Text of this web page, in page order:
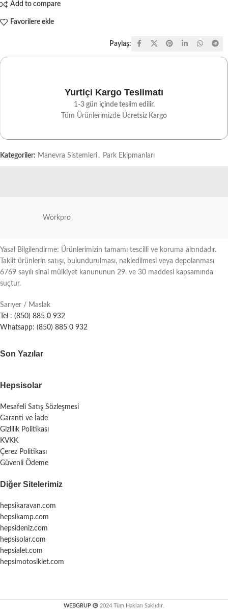
Add to compare
Favorilere ekle
Paylaş:
Yurtiçi Kargo Teslimatı
1-3 gün içinde teslim edilir.
Tüm Ürünlerimizde Ücretsiz Kargo
Kategoriler: Manevra Sistemleri , Park Ekipmanları
Workpro
Yasal Bilgilendirme: Ürünlerimizin tamamı tescilli ve koruma altındadır.
Taklit ürünlerin satışı, bulundurulması, nakledilmesi veya depolanması
6769 sayılı sinai mülkiyet kanununun 29. ve 30 maddesi kapsamında
suçtur.
Sarıyer / Maslak
Tel : (850) 885 0 932
Whatsapp: (850) 885 0 932
Son Yazılar
Hepsisolar
Mesafeli Satış Sözleşmesi
Garanti ve İade
Gizlilik Politikası
KVKK
Çerez Politikası
Güvenli Ödeme
Diğer Sitelerimiz
hepsikaravan.com
hepsikamp.com
hepsideniz.com
hepsisolar.com
hepsialet.com
hepsimotosiklet.com
WEBGRUP 2024 Tüm Hakları Saklıdır.